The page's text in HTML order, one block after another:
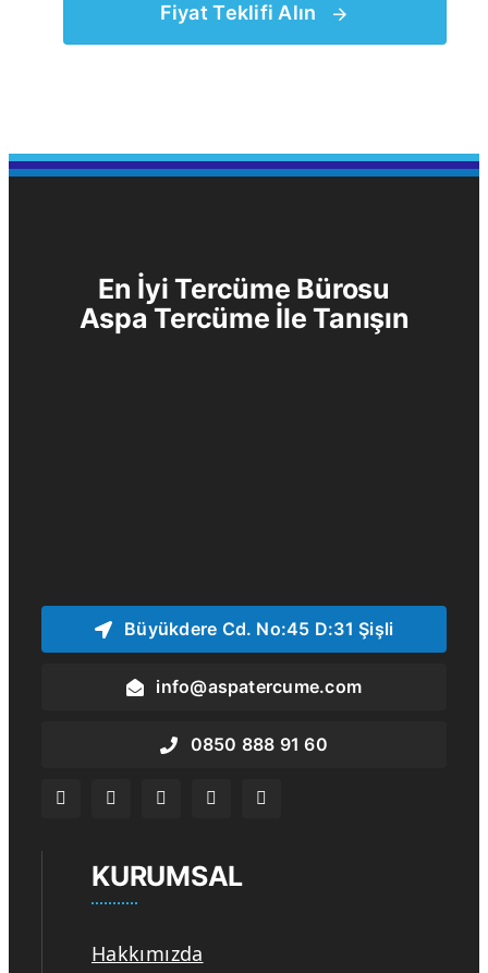
Fiyat Teklifi Alın
En İyi Tercüme Bürosu
Aspa Tercüme İle Tanışın
Büyükdere Cd. No:45 D:31 Şişli
info@aspatercume.com
0850 888 91 60
KURUMSAL
Hakkımızda